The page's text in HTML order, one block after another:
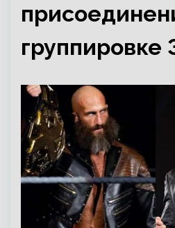
группировке